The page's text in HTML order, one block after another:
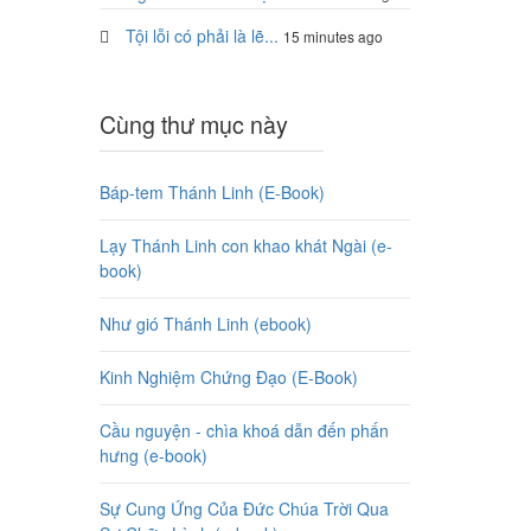
Tội lỗi có phải là lẽ... 15 minutes ago
Cùng thư mục này
Báp-tem Thánh Linh (E-Book)
Lạy Thánh Linh con khao khát Ngài (e-
book)
Như gió Thánh Linh (ebook)
Kinh Nghiệm Chứng Đạo (E-Book)
Cầu nguyện - chìa khoá dẫn đến phấn
hưng (e-book)
Sự Cung Ứng Của Đức Chúa Trời Qua